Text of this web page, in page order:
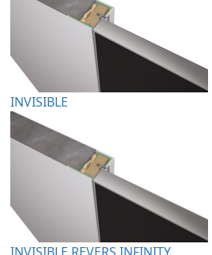
INVISIBLE